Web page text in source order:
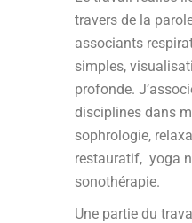
travers de la
associants
simples,
profonde.
disciplines dans
sophrologie,
restauratif, yoga
sonothérapie.
Une partie du